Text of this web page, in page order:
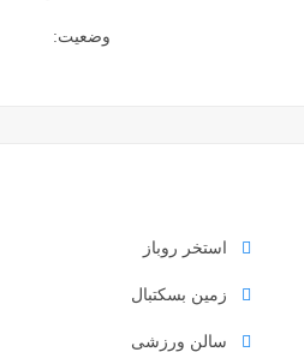
وضعیت:
استخر روباز
زمین بسکتبال
سالن ورزشی